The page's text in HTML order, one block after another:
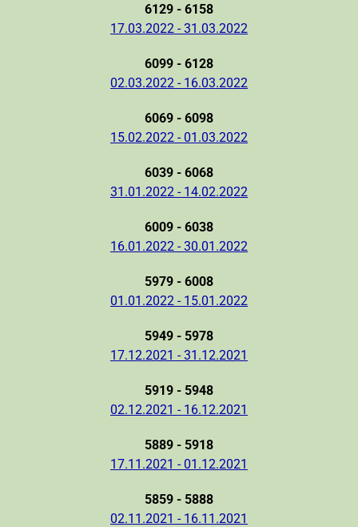
6129 - 6158
17.03.2022 - 31.03.2022
6099 - 6128
02.03.2022 - 16.03.2022
6069 - 6098
15.02.2022 - 01.03.2022
6039 - 6068
31.01.2022 - 14.02.2022
6009 - 6038
16.01.2022 - 30.01.2022
5979 - 6008
01.01.2022 - 15.01.2022
5949 - 5978
17.12.2021 - 31.12.2021
5919 - 5948
02.12.2021 - 16.12.2021
5889 - 5918
17.11.2021 - 01.12.2021
5859 - 5888
02.11.2021 - 16.11.2021